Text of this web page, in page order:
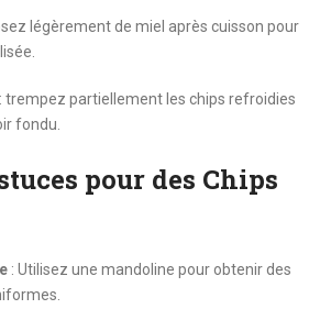
légèrement de miel après cuisson pour
trempez partiellement les chips refroidies
fondu.
pour des Chips
: Utilisez une mandoline pour obtenir des